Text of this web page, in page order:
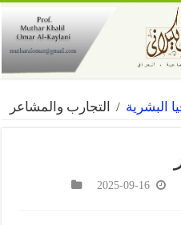
البشرية / التجارب والمشاعر
2025-09-16